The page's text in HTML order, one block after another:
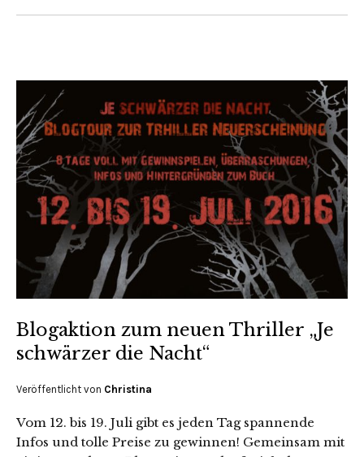
Blogaktion zum neuen Thriller „Je
schwärzer die Nacht“
Veröffentlicht von Christina
Vom 12. bis 19. Juli gibt es jeden Tag spannende
Infos und tolle Preise zu gewinnen! Gemeinsam mit